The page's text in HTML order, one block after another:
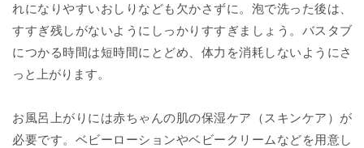
れになりやすいおしりなども欠かさずに。泡で洗った後は、
すすぎ残しがないようにしっかりすすぎましょう。バスタブ
につかる時間は短時間にとどめ、体力を消耗しないようにさ
っと上がります。
お風呂上がりには赤ちゃんの肌の保湿ケア（スキンケア）が
必要です。ベビーローションやベビークリームなどを用意し